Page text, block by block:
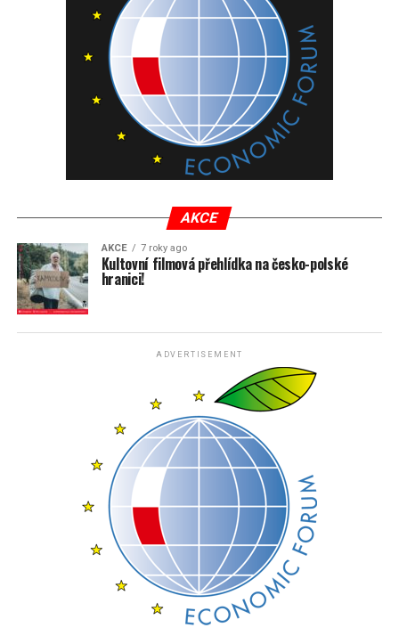
AKCE
AKCE 7 roky ago
Kultovní filmová přehlídka na česko-polské
hranici!
ADVERTISEMENT